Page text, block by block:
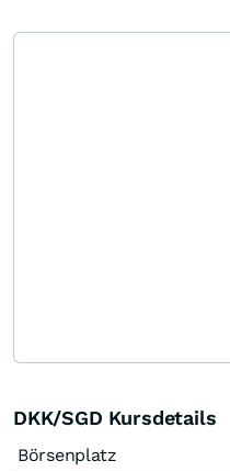
DKK/SGD Kursdetails
Börsenplatz